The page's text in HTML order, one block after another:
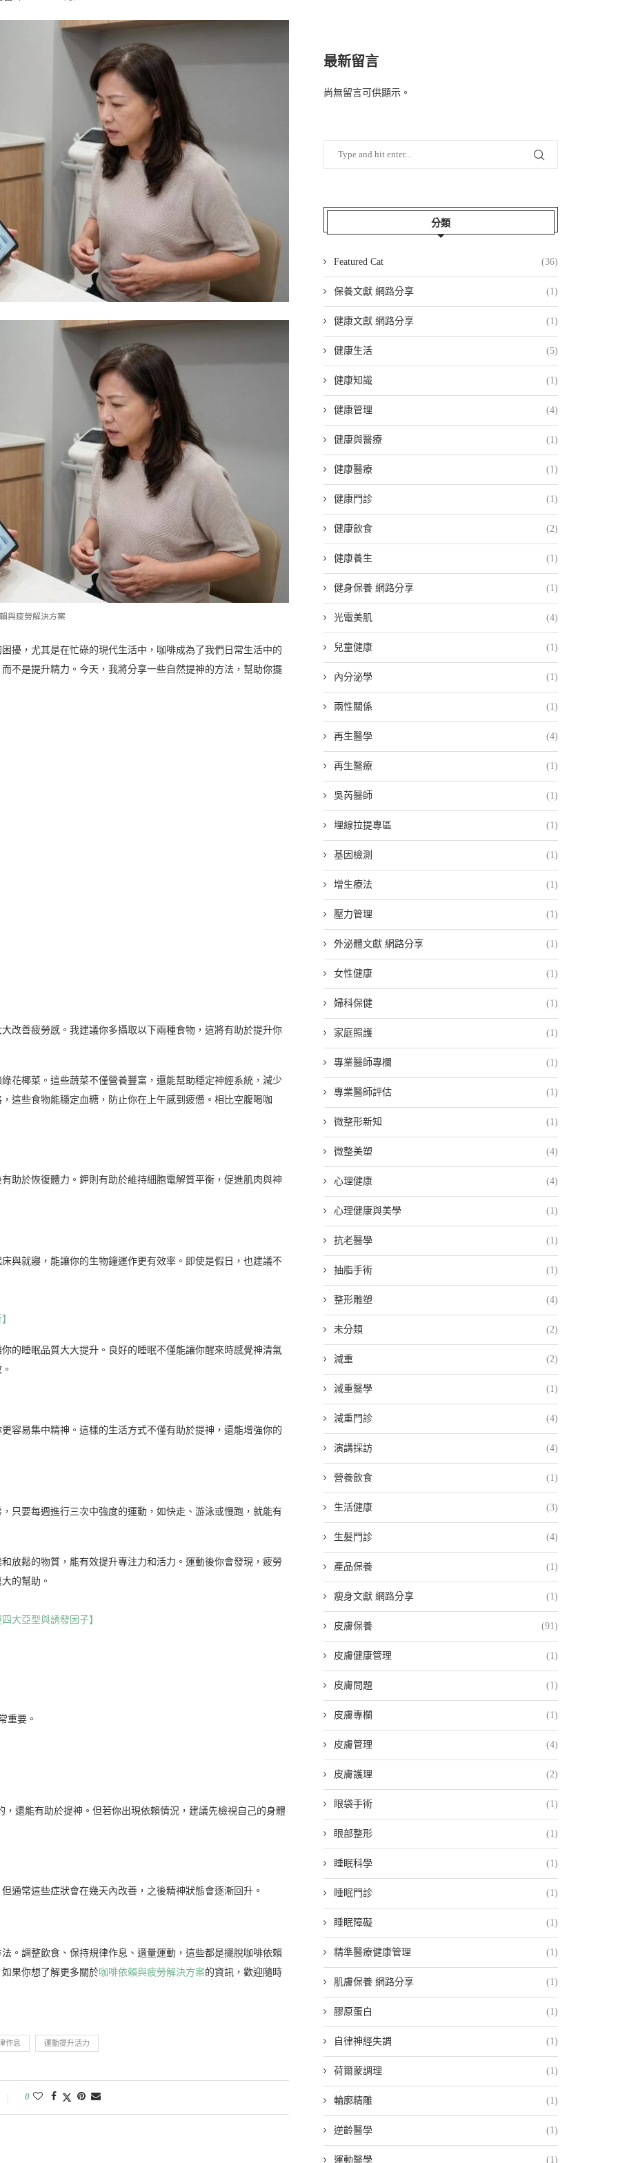
與疲勞解決方案
擾，尤其是在忙碌的現代生活中，咖啡成為了我們日常生活中的
不是提升精力。今天，我將分享一些自然提神的方法，幫助你擺
改善疲勞感。我建議你多攝取以下兩種食物，這將有助於提升你
花椰菜。這些蔬菜不僅營養豐富，還能幫助穩定神經系統，減少
這些食物能穩定血糖，防止你在上午感到疲憊。相比空腹喝咖
助於恢復體力。鉀則有助於維持細胞電解質平衡，促進肌肉與神
與就寢，能讓你的生物鐘運作更有效率。即使是假日，也建議不
的睡眠品質大大提升。良好的睡眠不僅能讓你醒來時感覺神清氣
容易集中精神。這樣的生活方式不僅有助於提神，還能增強你的
只要每週進行三次中強度的運動，如快走、游泳或慢跑，就能有
放鬆的物質，能有效提升專注力和活力。運動後你會發現，疲勞
的幫助。
大亞型與誘發因子】
重要。
還能有助於提神。但若你出現依賴情況，建議先檢視自己的身體
通常這些症狀會在幾天內改善，之後精神狀態會逐漸回升。
。調整飲食、保持規律作息、適量運動，這些都是擺脫咖啡依賴
果你想了解更多關於咖啡依賴與疲勞解決方案的資訊，歡迎隨時
作息 運動提升活力
0
最新留言
尚無留言可供顯示。
分類
Featured Cat (36)
保養文獻 網路分享 (1)
健康文獻 網路分享 (1)
健康生活 (5)
健康知識 (1)
健康管理 (4)
健康與醫療 (1)
健康醫療 (1)
健康門診 (1)
健康飲食 (2)
健康養生 (1)
健身保養 網路分享 (1)
光電美肌 (4)
兒童健康 (1)
內分泌學 (1)
兩性關係 (1)
再生醫學 (4)
再生醫療 (1)
吳芮醫師 (1)
埋線拉提專區 (1)
基因檢測 (1)
增生療法 (1)
壓力管理 (1)
外泌體文獻 網路分享 (1)
女性健康 (1)
婦科保健 (1)
家庭照護 (1)
專業醫師專欄 (1)
專業醫師評估 (1)
微整形新知 (1)
微整美塑 (4)
心理健康 (4)
心理健康與美學 (1)
抗老醫學 (1)
抽脂手術 (1)
整形雕塑 (4)
未分類 (2)
減重 (2)
減重醫學 (1)
減重門診 (4)
演講採訪 (4)
營養飲食 (1)
生活健康 (3)
生髮門診 (4)
產品保養 (1)
瘦身文獻 網路分享 (1)
皮膚保養 (91)
皮膚健康管理 (1)
皮膚問題 (1)
皮膚專欄 (1)
皮膚管理 (4)
皮膚護理 (2)
眼袋手術 (1)
眼部整形 (1)
睡眠科學 (1)
睡眠門診 (1)
睡眠障礙 (1)
精準醫療健康管理 (1)
肌膚保養 網路分享 (1)
膠原蛋白 (1)
自律神經失調 (1)
荷爾蒙調理 (1)
輪廓精雕 (1)
逆齡醫學 (1)
運動醫學 (1)